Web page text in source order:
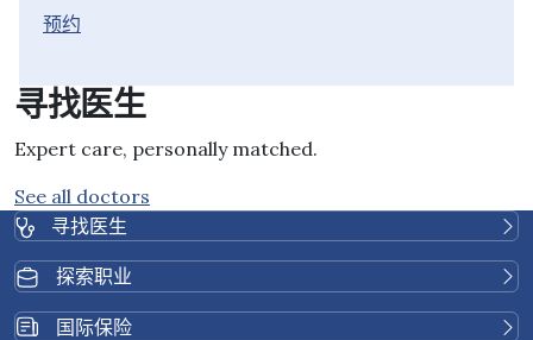
预约
寻找医生
Expert care, personally matched.
See all doctors
寻找医生
探索职业
国际保险